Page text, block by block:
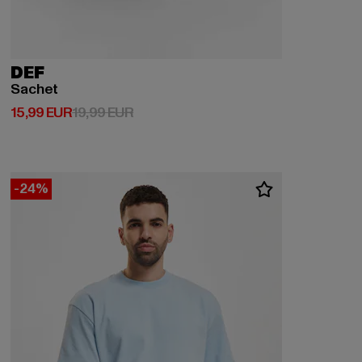
DEF
Sachet
15,99 EUR
Derzeitiger Preis: 15,99 EUR
19,99 EURAktionspreis: 19,99 EUR
-24%